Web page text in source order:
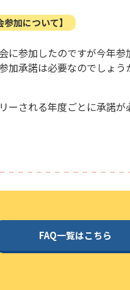
参加について】
に参加したのですが今年参
加承諾は必要なのでしょう
ーされる年度ごとに承諾が
FAQ一覧はこちら